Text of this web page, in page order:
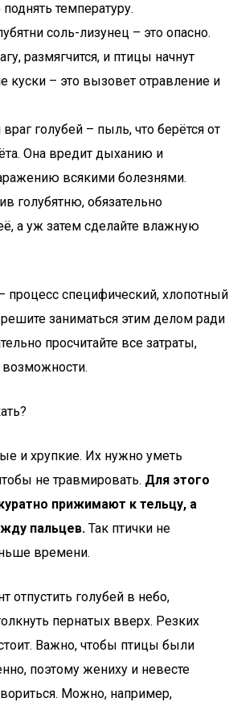
температуру.
соль-лизунец – это опасно.
размягчится, и птицы начнут
куски – это вызовет отравление и
голубей – пыль, что берётся от
Она вредит дыханию и
всякими болезнями.
голубятню, обязательно
а уж затем сделайте влажную
процесс специфический, хлопотный
заниматься этим делом ради
просчитайте все затраты,
возможности.
и хрупкие. Их нужно уметь
не травмировать. Для этого
прижимают к тельцу, а
пальцев. Так птички не
времени.
отпустить голубей в небо,
пернатых вверх. Резких
Важно, чтобы птицы были
поэтому жениху и невесте
Можно, например,